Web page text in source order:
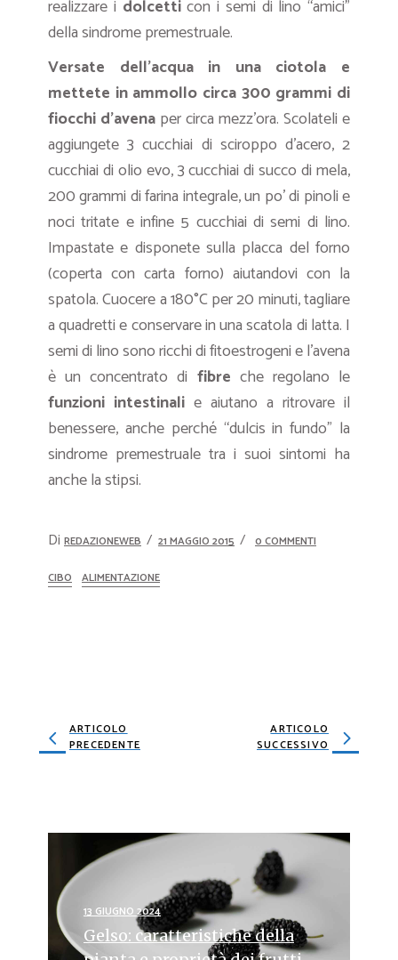
realizzare i dolcetticon i semi di lino “amici”
della sindrome premestruale.
Versate dell’acqua in una ciotola e
mettete in ammollo circa 300 grammi di
fiocchi d’avena per circa mezz’ora. Scolateli e
aggiungete 3 cucchiai di sciroppo d’acero, 2
cucchiai di olio evo, 3 cucchiai di succo di mela,
200 grammi di farina integrale, un po’ di pinoli e
noci tritate e infine 5 cucchiai di semi di lino.
Impastate e disponete sulla placca del forno
(coperta con carta forno) aiutandovi con la
spatola. Cuocere a 180°C per 20 minuti, tagliare
a quadretti e conservare in una scatola di latta. I
semi di lino sono ricchi di fitoestrogeni e l’avena
è un concentrato di fibre che regolano le
funzioni intestinali e aiutano a ritrovare il
benessere, anche perché “dulcis in fundo” la
sindrome premestruale tra i suoi sintomi ha
anche la stipsi.
Di REDAZIONEWEB 21 MAGGIO 2015 0 COMMENTI
CIBO ALIMENTAZIONE
ARTICOLO
PRECEDENTE
ARTICOLO
SUCCESSIVO
13 GIUGNO 2024
Gelso: caratteristiche della